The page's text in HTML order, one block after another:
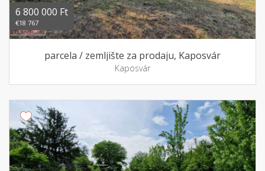
6 800 000 Ft
€18 767
parcela / zemljište za prodaju, Kaposvár
Kaposvár